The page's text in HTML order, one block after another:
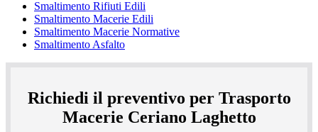
Smaltimento Rifiuti Edili
Smaltimento Macerie Edili
Smaltimento Macerie Normative
Smaltimento Asfalto
Richiedi il preventivo per Trasporto
Macerie Ceriano Laghetto